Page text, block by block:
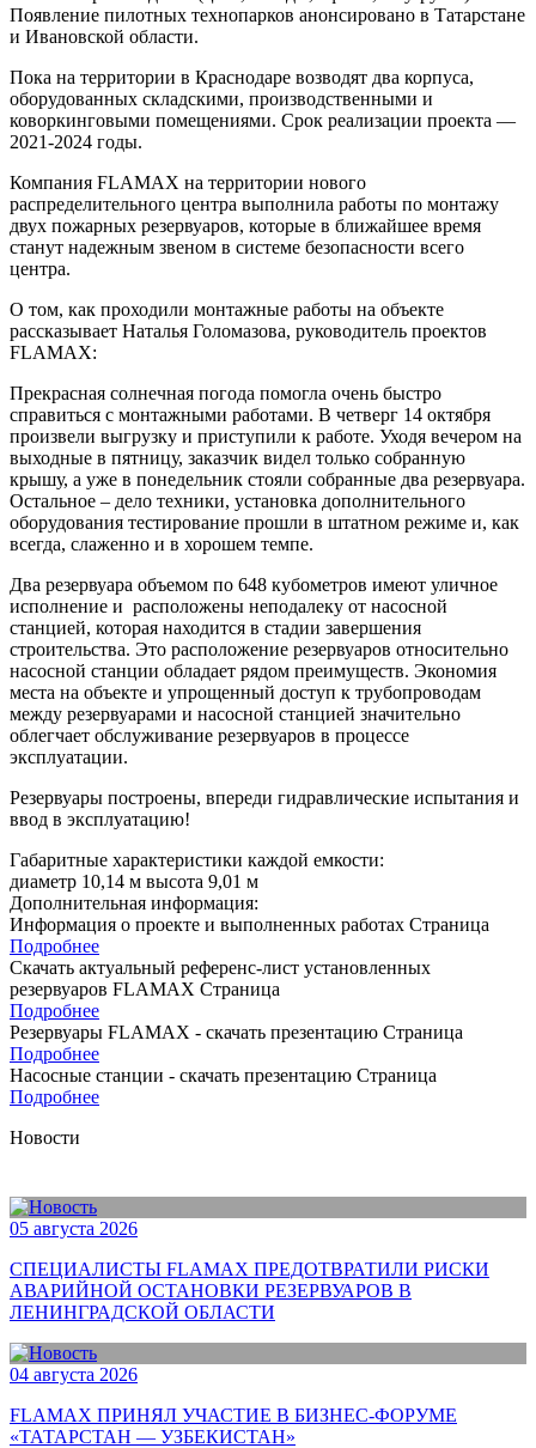
Появление пилотных технопарков анонсировано в Татарстане
и Ивановской области.
Пока на территории в Краснодаре возводят два корпуса,
оборудованных складскими, производственными и
коворкинговыми помещениями. Срок реализации проекта —
2021-2024 годы.
Компания FLAMAX на территории нового
распределительного центра выполнила работы по монтажу
двух пожарных резервуаров, которые в ближайшее время
станут надежным звеном в системе безопасности всего
центра.
О том, как проходили монтажные работы на объекте
рассказывает Наталья Голомазова, руководитель проектов
FLAMAX:
Прекрасная солнечная погода помогла очень быстро
справиться с монтажными работами. В четверг 14 октября
произвели выгрузку и приступили к работе. Уходя вечером на
выходные в пятницу, заказчик видел только собранную
крышу, а уже в понедельник стояли собранные два резервуара.
Остальное – дело техники, установка дополнительного
оборудования тестирование прошли в штатном режиме и, как
всегда, слаженно и в хорошем темпе.
Два резервуара объемом по 648 кубометров имеют уличное
исполнение и расположены неподалеку от насосной
станцией, которая находится в стадии завершения
строительства. Это расположение резервуаров относительно
насосной станции обладает рядом преимуществ. Экономия
места на объекте и упрощенный доступ к трубопроводам
между резервуарами и насосной станцией значительно
облегчает обслуживание резервуаров в процессе
эксплуатации.
Резервуары построены, впереди гидравлические испытания и
ввод в эксплуатацию!
Габаритные характеристики каждой емкости:
диаметр 10,14 м высота 9,01 м
Дополнительная информация:
Информация о проекте и выполненных работах Страница
Подробнее
Скачать актуальный референс-лист установленных
резервуаров FLAMAX Страница
Подробнее
Резервуары FLAMAX - скачать презентацию Страница
Подробнее
Насосные станции - скачать презентацию Страница
Подробнее
Новости
05 августа 2026
СПЕЦИАЛИСТЫ FLAMAX ПРЕДОТВРАТИЛИ РИСКИ
АВАРИЙНОЙ ОСТАНОВКИ РЕЗЕРВУАРОВ В
ЛЕНИНГРАДСКОЙ ОБЛАСТИ
04 августа 2026
FLAMAX ПРИНЯЛ УЧАСТИЕ В БИЗНЕС-ФОРУМЕ
«ТАТАРСТАН — УЗБЕКИСТАН»